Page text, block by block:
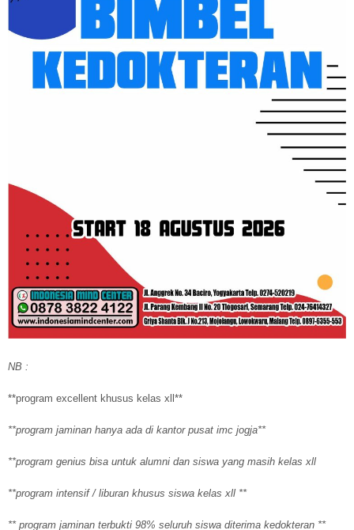
NB :
**program excellent khusus kelas xll**
**program jaminan hanya ada di kantor pusat imc jogja**
**program genius bisa untuk alumni dan siswa yang masih kelas xll
**program intensif / liburan khusus siswa kelas xll **
** program jaminan terbukti 98% seluruh siswa diterima kedokteran **